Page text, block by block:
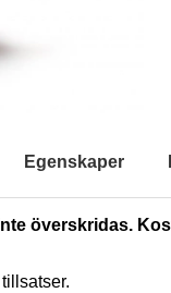
Egenskaper
överskridas.